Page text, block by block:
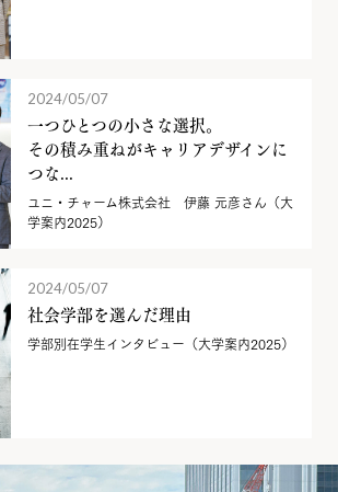
2024/05/07
一つひとつの小さな選択。
その積み重ねがキャリアデザインに
つな...
ユニ・チャーム株式会社 伊藤 元彦さん（大
学案内2025）
2024/05/07
社会学部を選んだ理由
学部別在学生インタビュー（大学案内2025）